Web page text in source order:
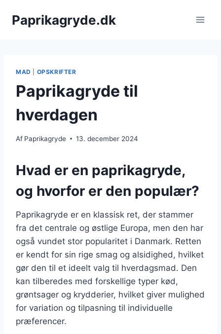
Paprikagryde.dk
MAD OPSKRIFTER
Paprikagryde til
hverdagen
Af Paprikagryde 13. december 2024
Hvad er en paprikagryde,
og hvorfor er den populær?
Paprikagryde er en klassisk ret, der stammer
fra det centrale og østlige Europa, men den har
også vundet stor popularitet i Danmark. Retten
er kendt for sin rige smag og alsidighed, hvilket
gør den til et ideelt valg til hverdagsmad. Den
kan tilberedes med forskellige typer kød,
grøntsager og krydderier, hvilket giver mulighed
for variation og tilpasning til individuelle
præferencer.